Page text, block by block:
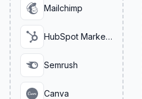
Mailchimp
HubSpot Marketing
Semrush
Canva